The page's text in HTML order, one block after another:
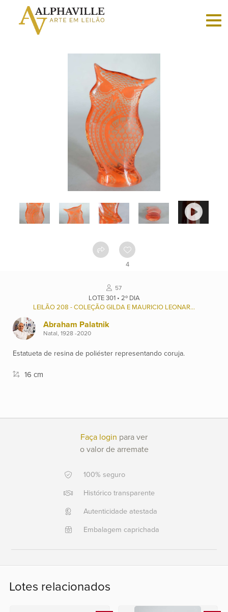
Criar
login
Home
Vender
Sobre
funciona
catálogo
Leilões
Moeda:
Ajuda?
+55
2553
0791
2554
6400
4
57
LOTE 301 • 2º DIA
LEILÃO 208 - COLEÇÃO GILDA E MAURICIO LEONARDOS (1937/2022), E OUTROS.
Abraham Palatnik
Natal, 1928 -2020
Estatueta de resina de poliéster representando coruja.
16 cm
Faça login para ver
o valor de arremate
100% seguro
Histórico transparente
Autenticidade atestada
Embalagem caprichada
Lotes relacionados